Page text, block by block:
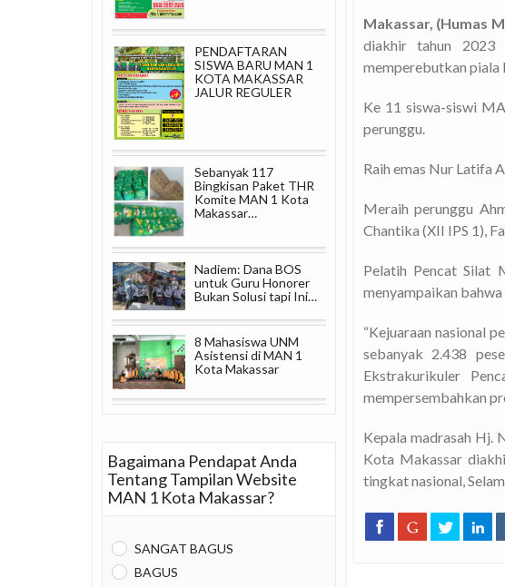
PENDAFTARAN
SISWA BARU MAN 1
KOTA MAKASSAR
JALUR REGULER
Sebanyak 117
Bingkisan Paket THR
Komite MAN 1 Kota
Makassar…
Nadiem: Dana BOS
untuk Guru Honorer
Bukan Solusi tapi Ini…
8 Mahasiswa UNM
Asistensi di MAN 1
Kota Makassar
Bagaimana Pendapat Anda
Tentang Tampilan Website
MAN 1 Kota Makassar?
SANGAT BAGUS
BAGUS
Makassar, (Humas
diakhir tahun 2023
memperebutkan piala
Ke 11 siswa-siswi
perunggu.
Raih emas Nur Latifa
Meraih perunggu
Chantika (XII IPS 1),
Pelatih Pencat Silat
menyampaikan
“Kejuaraan nasional
sebanyak 2.438
Ekstrakurikuler
mempersembahkan
Kepala madrasah Hj.
Kota Makassar
tingkat nasional,